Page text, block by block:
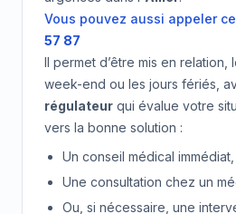
Vous pouvez aussi appeler
57 87
Il permet d’être mis en relation,
week-end ou les jours fériés,
régulateur qui évalue votre
vers la bonne solution :
Un conseil médical immédiat,
Une consultation chez un
Ou, si nécessaire, une